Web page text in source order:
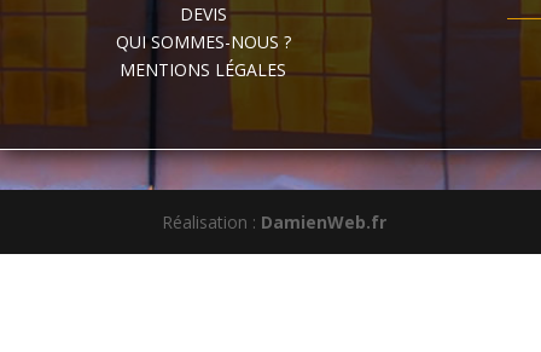
DEVIS
QUI SOMMES-NOUS ?
MENTIONS LÉGALES
Réalisation : DamienWeb.fr